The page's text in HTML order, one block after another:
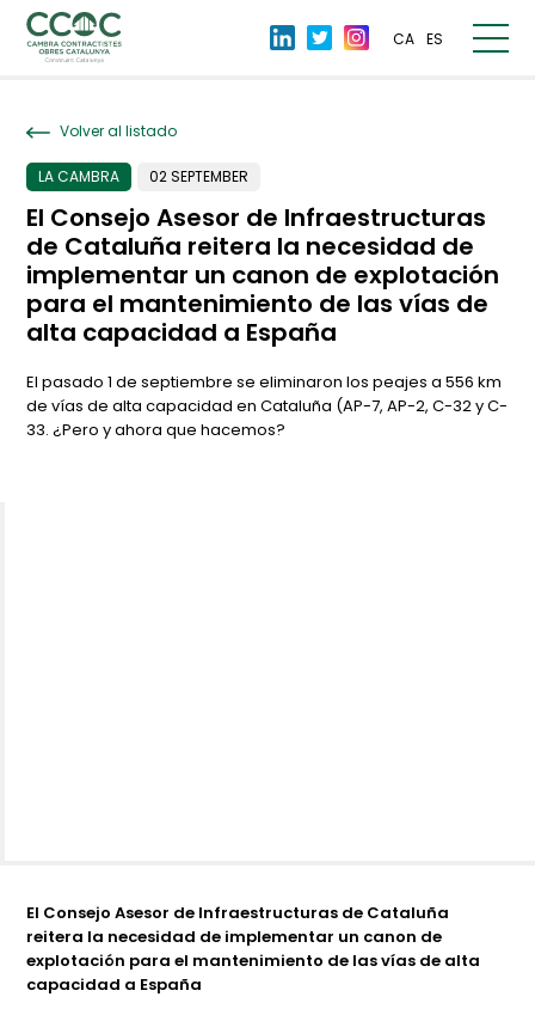
CA ES
Volver al listado
LA CAMBRA 02 SEPTEMBER
El Consejo Asesor de Infraestructuras
de Cataluña reitera la necesidad de
implementar un canon de explotación
para el mantenimiento de las vías de
alta capacidad a España
El pasado 1 de septiembre se eliminaron los peajes a 556 km
de vías de alta capacidad en Cataluña (AP-7, AP-2, C-32 y C-
33. ¿Pero y ahora que hacemos?
El Consejo Asesor de Infraestructuras de Cataluña
reitera la necesidad de implementar un canon de
explotación para el mantenimiento de las vías de alta
capacidad a España